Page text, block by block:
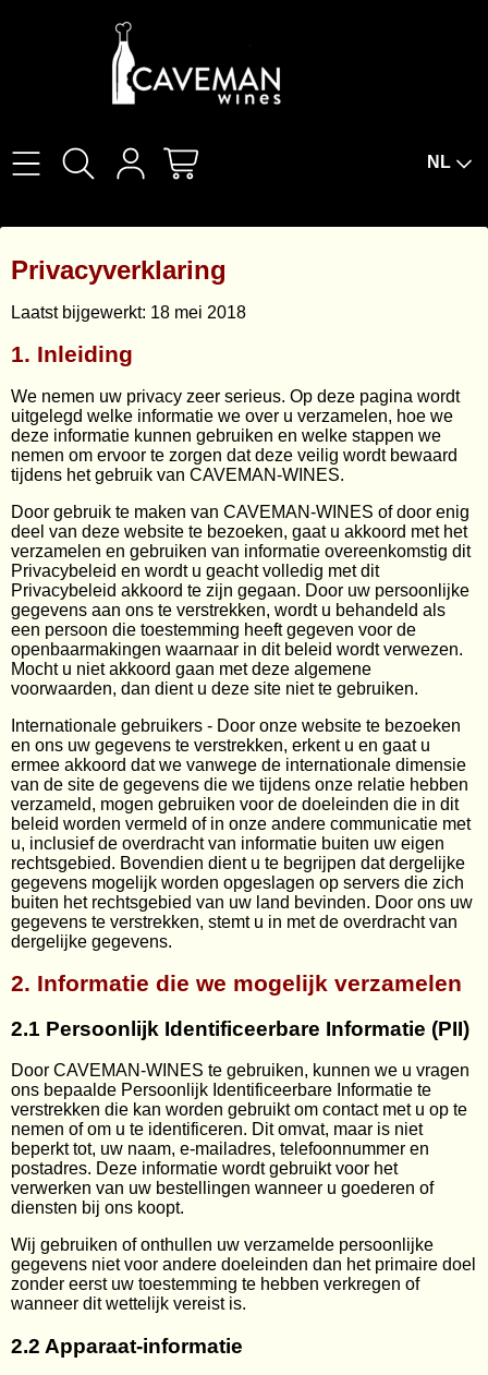
Over Ons
Wijnproeverijen
Wijnabonnement
Wijngeschenken
Contact
Webshop
Alle dranken
Wijnen per land
Wijnen per gebied
Wijnen per stijl
Wijnhuis
Wijnpakketten
Cadeaubons
Cadeauverpakkingen
Wijnabonnement
Kelderresten
Wijnweetjes
Mijn account
NL
Privacyverklaring
Laatst bijgewerkt: 18 mei 2018
1. Inleiding
We nemen uw privacy zeer serieus. Op deze pagina wordt
uitgelegd welke informatie we over u verzamelen, hoe we
deze informatie kunnen gebruiken en welke stappen we
nemen om ervoor te zorgen dat deze veilig wordt bewaard
tijdens het gebruik van CAVEMAN-WINES.
Door gebruik te maken van CAVEMAN-WINES of door enig
deel van deze website te bezoeken, gaat u akkoord met het
verzamelen en gebruiken van informatie overeenkomstig dit
Privacybeleid en wordt u geacht volledig met dit
Privacybeleid akkoord te zijn gegaan. Door uw persoonlijke
gegevens aan ons te verstrekken, wordt u behandeld als
een persoon die toestemming heeft gegeven voor de
openbaarmakingen waarnaar in dit beleid wordt verwezen.
Mocht u niet akkoord gaan met deze algemene
voorwaarden, dan dient u deze site niet te gebruiken.
Internationale gebruikers - Door onze website te bezoeken
en ons uw gegevens te verstrekken, erkent u en gaat u
ermee akkoord dat we vanwege de internationale dimensie
van de site de gegevens die we tijdens onze relatie hebben
verzameld, mogen gebruiken voor de doeleinden die in dit
beleid worden vermeld of in onze andere communicatie met
u, inclusief de overdracht van informatie buiten uw eigen
rechtsgebied. Bovendien dient u te begrijpen dat dergelijke
gegevens mogelijk worden opgeslagen op servers die zich
buiten het rechtsgebied van uw land bevinden. Door ons uw
gegevens te verstrekken, stemt u in met de overdracht van
dergelijke gegevens.
2. Informatie die we mogelijk verzamelen
2.1 Persoonlijk Identificeerbare Informatie (PII)
Door CAVEMAN-WINES te gebruiken, kunnen we u vragen
ons bepaalde Persoonlijk Identificeerbare Informatie te
verstrekken die kan worden gebruikt om contact met u op te
nemen of om u te identificeren. Dit omvat, maar is niet
beperkt tot, uw naam, e-mailadres, telefoonnummer en
postadres. Deze informatie wordt gebruikt voor het
verwerken van uw bestellingen wanneer u goederen of
diensten bij ons koopt.
Wij gebruiken of onthullen uw verzamelde persoonlijke
gegevens niet voor andere doeleinden dan het primaire doel
zonder eerst uw toestemming te hebben verkregen of
wanneer dit wettelijk vereist is.
2.2 Apparaat-informatie